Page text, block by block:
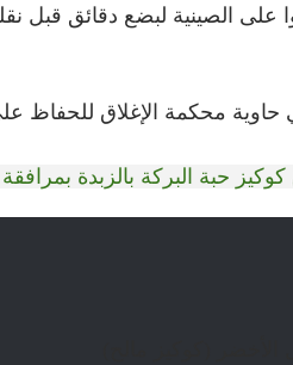
على الصينية لبضع دقائق قبل
محكمة الإغلاق للحفاظ
حبة البركة بالزبدة